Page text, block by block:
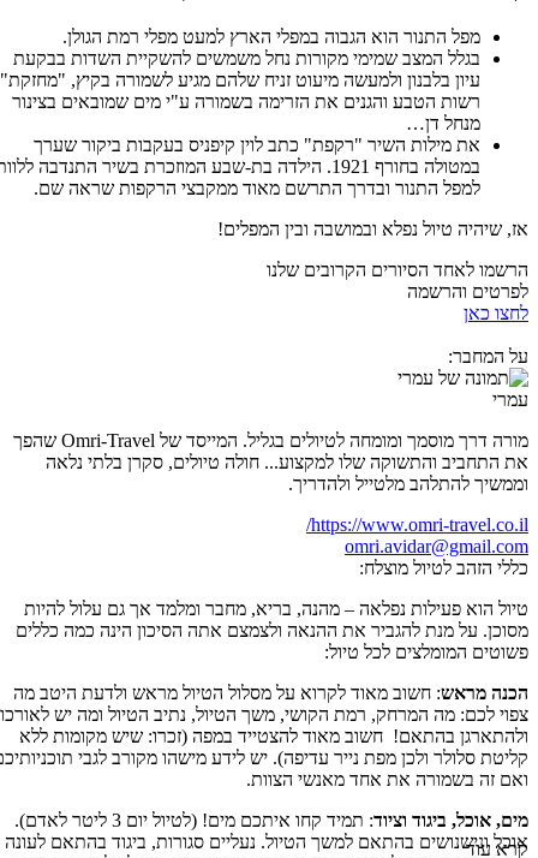
מפל התנור הוא הגבוה במפלי הארץ למעט מפלי רמת הגולן.
בגלל המצב שמימי מקורות נחל משמשים להשקיית השדות בבקעת
עיון בלבנון ולמעשה מיעוט זניח שלהם מגיע לשמורה בקיץ, "מחזקת"
רשות הטבע והגנים את הזרימה בשמורה ע"י מים שמובאים בצינור
מנחל דן…
את מילות השיר "רקפת" כתב לוין קיפניס בעקבות ביקור שערך
במטולה בחורף 1921. הילדה בת-שבע המוזכרת בשיר התנדבה ללוותו
למפל התנור ובדרך התרשם מאוד ממקבצי הרקפות שראה שם.
אז, שיהיה טיול נפלא ובמושבה ובין המפלים!
הרשמו לאחד הסיורים הקרובים שלנו
לפרטים והרשמה
לחצו כאן
על המחבר:
עמרי
מורה דרך מוסמך ומומחה לטיולים בגליל. המייסד של Omri-Travel שהפך
את התחביב והתשוקה שלו למקצוע... חולה טיולים, סקרן בלתי נלאה
וממשיך להתלהב מלטייל ולהדריך.
https://www.omri-travel.co.il/
omri.avidar@gmail.com
כללי הזהב לטיול מוצלח:
טיול הוא פעילות נפלאה – מהנה, בריא, מחבר ומלמד אך גם עלול להיות
מסוכן. על מנת להגביר את ההנאה ולצמצם אתה הסיכון הינה כמה כללים
פשוטים המומלצים לכל טיול:
הכנה מראש: חשוב מאוד לקרוא על מסלול הטיול מראש ולדעת היטב מה
צפוי לכם: מה המרחק, רמת הקושי, משך הטיול, נתיב הטיול ומה יש לאורכו
ולהתארגן בהתאם! חשוב מאוד להצטייד במפה (זכרו: שיש מקומות ללא
קליטת סלולר ולכן מפת נייר עדיפה). יש לידע מישהו מקורב לגבי תוכניותיכם
ואם זה בשמורה את אחד מאנשי הצוות.
מים, אוכל, ביגוד וציוד
: תמיד קחו איתכם מים! (לטיול יום 3 ליטר לאדם).
אוכל ונישנושים בהתאם למשך הטיול. נעליים סגורות, ביגוד בהתאם לעונה
קרא עוד